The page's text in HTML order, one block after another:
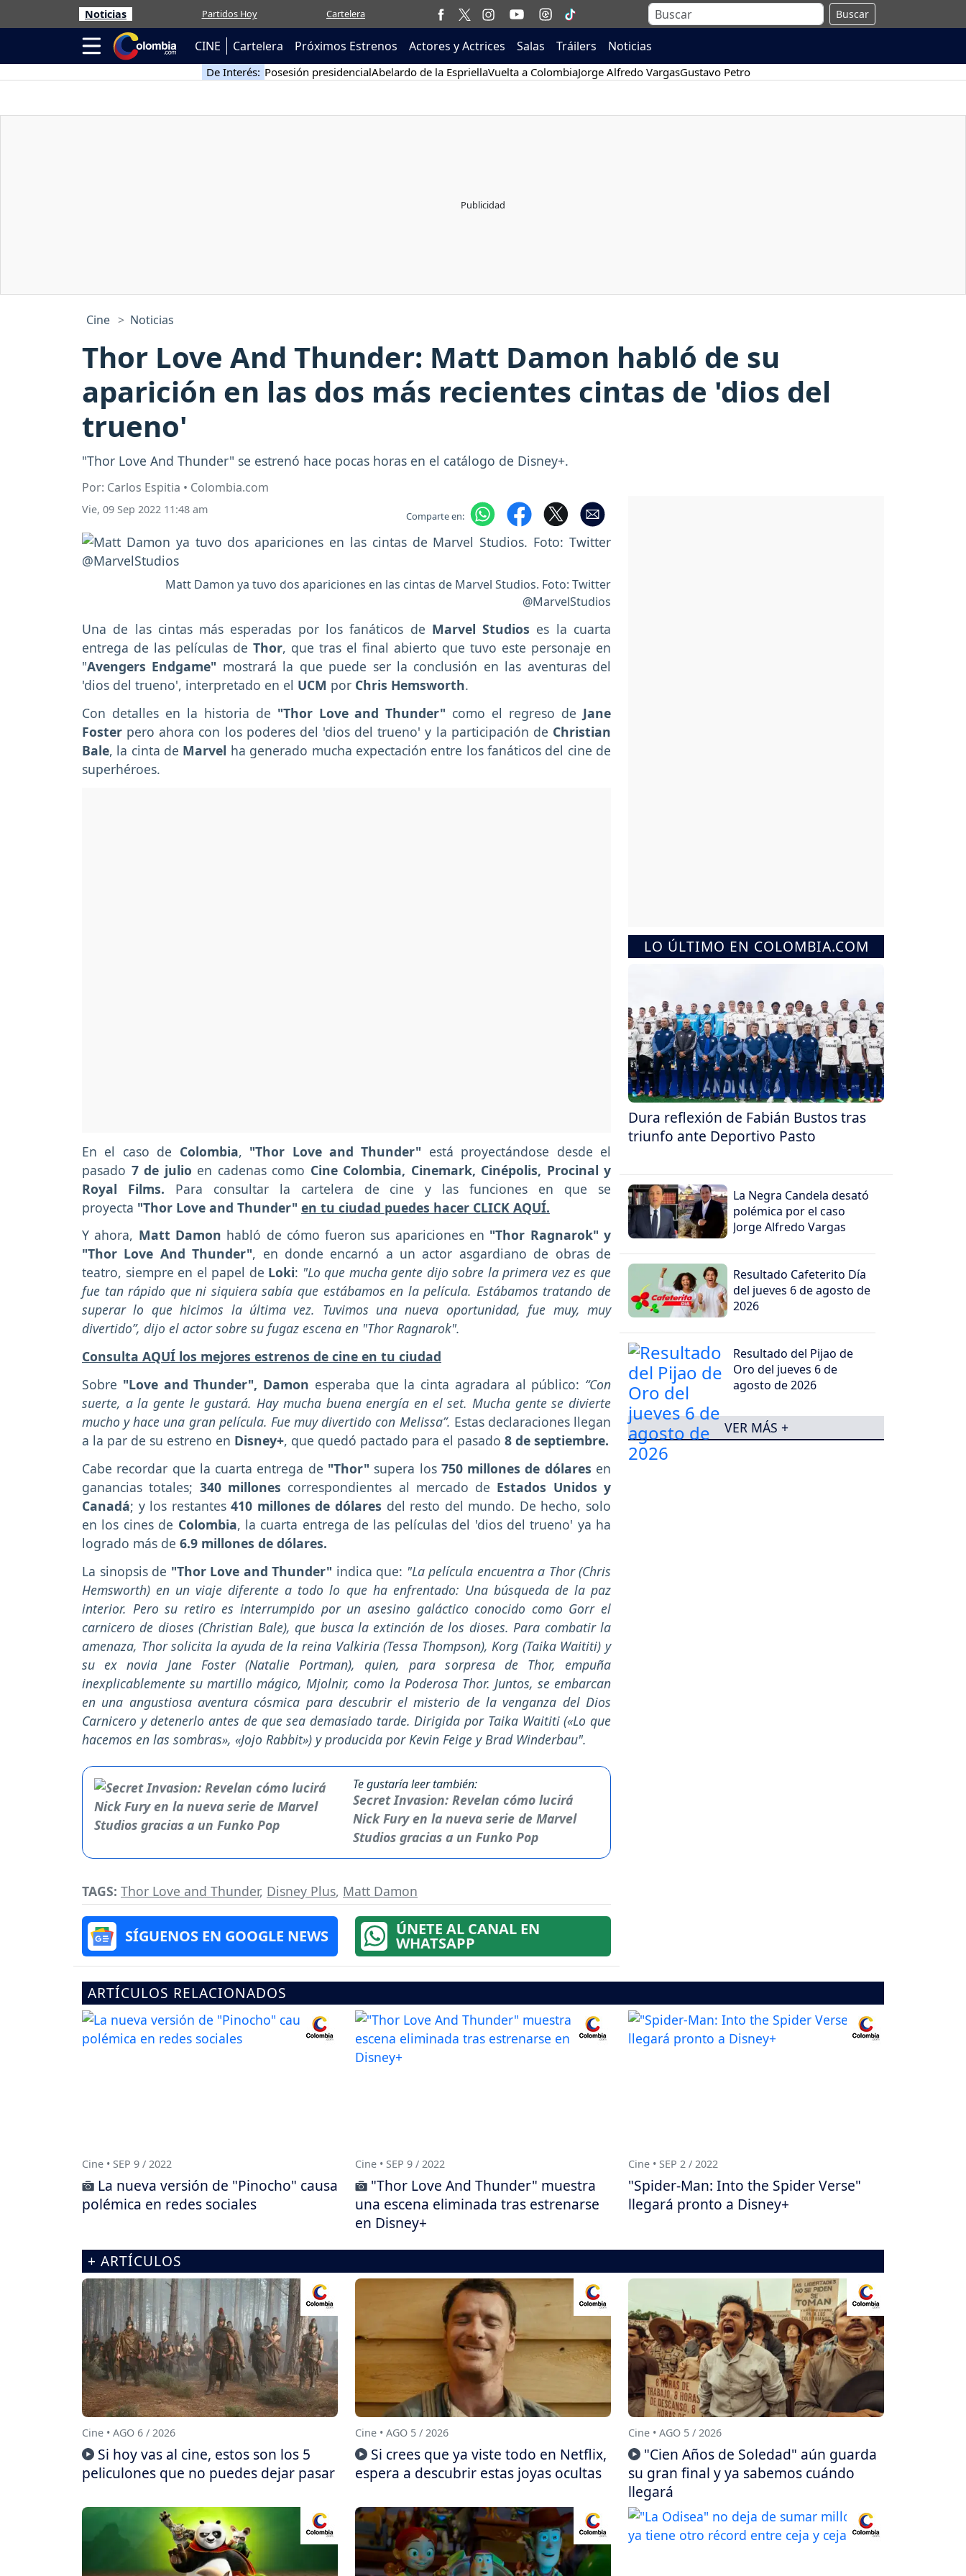
Noticias Partidos Hoy Cartelera Buscar
CINE Cartelera Próximos Estrenos Actores y Actrices Salas Tráilers Noticias
De Interés: Posesión presidencialAbelardo de la EspriellaVuelta a ColombiaJorge Alfredo VargasGustavo Petro
Cine Noticias
Thor Love And Thunder: Matt Damon habló de su
aparición en las dos más recientes cintas de 'dios del
trueno'
"Thor Love And Thunder" se estrenó hace pocas horas en el catálogo de Disney+.
Por: Carlos Espitia • Colombia.com
Vie, 09 Sep 2022 11:48 am Comparte en:
Matt Damon ya tuvo dos apariciones en las cintas de Marvel Studios. Foto: Twitter
@MarvelStudios
Una de las cintas más esperadas por los fanáticos de Marvel Studios es la cuarta
entrega de las películas de Thor, que tras el final abierto que tuvo este personaje en
"Avengers Endgame" mostrará la que puede ser la conclusión en las aventuras del
'dios del trueno', interpretado en el UCM por Chris Hemsworth.
Con detalles en la historia de "Thor Love and Thunder" como el regreso de Jane
Foster pero ahora con los poderes del 'dios del trueno' y la participación de Christian
Bale, la cinta de Marvel ha generado mucha expectación entre los fanáticos del cine de
superhéroes.
En el caso de Colombia, "Thor Love and Thunder" está proyectándose desde el
pasado 7 de julio en cadenas como Cine Colombia, Cinemark, Cinépolis, Procinal y
Royal Films. Para consultar la cartelera de cine y las funciones en que se
proyecta "Thor Love and Thunder" en tu ciudad puedes hacer CLICK AQUÍ.
Y ahora, Matt Damon habló de cómo fueron sus apariciones en "Thor Ragnarok" y
"Thor Love And Thunder", en donde encarnó a un actor asgardiano de obras de
teatro, siempre en el papel de Loki: "Lo que mucha gente dijo sobre la primera vez es que
fue tan rápido que ni siquiera sabía que estábamos en la película. Estábamos tratando de
superar lo que hicimos la última vez. Tuvimos una nueva oportunidad, fue muy, muy
divertido”, dijo el actor sobre su fugaz escena en "Thor Ragnarok".
Consulta AQUÍ los mejores estrenos de cine en tu ciudad
Sobre "Love and Thunder", Damon esperaba que la cinta agradara al público: “Con
suerte, a la gente le gustará. Hay mucha buena energía en el set. Mucha gente se divierte
mucho y hace una gran película. Fue muy divertido con Melissa”. Estas declaraciones llegan
a la par de su estreno en Disney+, que quedó pactado para el pasado 8 de septiembre.
Cabe recordar que la cuarta entrega de "Thor" supera los750 millones de dólares en
ganancias totales; 340 millones correspondientes al mercado de Estados Unidos y
Canadá; y los restantes410 millones de dólares del resto del mundo. De hecho, solo
en los cines de Colombia, la cuarta entrega de las películas del 'dios del trueno' ya ha
logrado más de 6.9 millones de dólares.
La sinopsis de "Thor Love and Thunder" indica que: "La película encuentra a Thor (Chris
Hemsworth) en un viaje diferente a todo lo que ha enfrentado: Una búsqueda de la paz
interior. Pero su retiro es interrumpido por un asesino galáctico conocido como Gorr el
carnicero de dioses (Christian Bale), que busca la extinción de los dioses. Para combatir la
amenaza, Thor solicita la ayuda de la reina Valkiria (Tessa Thompson), Korg (Taika Waititi) y
su ex novia Jane Foster (Natalie Portman), quien, para sorpresa de Thor, empuña
inexplicablemente su martillo mágico, Mjolnir, como la Poderosa Thor. Juntos, se embarcan
en una angustiosa aventura cósmica para descubrir el misterio de la venganza del Dios
Carnicero y detenerlo antes de que sea demasiado tarde. Dirigida por Taika Waititi («Lo que
hacemos en las sombras», «Jojo Rabbit») y producida por Kevin Feige y Brad Winderbau".
Te gustaría leer también:
Secret Invasion: Revelan cómo lucirá
Nick Fury en la nueva serie de Marvel
Studios gracias a un Funko Pop
TAGS: Thor Love and Thunder, Disney Plus, Matt Damon
SÍGUENOS EN GOOGLE NEWS ÚNETE AL CANAL EN
WHATSAPP
LO ÚLTIMO EN COLOMBIA.COM
Dura reflexión de Fabián Bustos tras
triunfo ante Deportivo Pasto
La Negra Candela desató
polémica por el caso
Jorge Alfredo Vargas
Resultado Cafeterito Día
del jueves 6 de agosto de
2026
Resultado del Pijao de
Oro del jueves 6 de
agosto de 2026
VER MÁS +
ARTÍCULOS RELACIONADOS
Cine • SEP 9 / 2022
La nueva versión de "Pinocho" causa
polémica en redes sociales
Cine • SEP 9 / 2022
"Thor Love And Thunder" muestra
una escena eliminada tras estrenarse
en Disney+
Cine • SEP 2 / 2022
"Spider-Man: Into the Spider Verse"
llegará pronto a Disney+
+ ARTÍCULOS
Cine • AGO 6 / 2026
Si hoy vas al cine, estos son los 5
peliculones que no puedes dejar pasar
Cine • AGO 5 / 2026
Si crees que ya viste todo en Netflix,
espera a descubrir estas joyas ocultas
Cine • AGO 5 / 2026
"Cien Años de Soledad" aún guarda
su gran final y ya sabemos cuándo
llegará